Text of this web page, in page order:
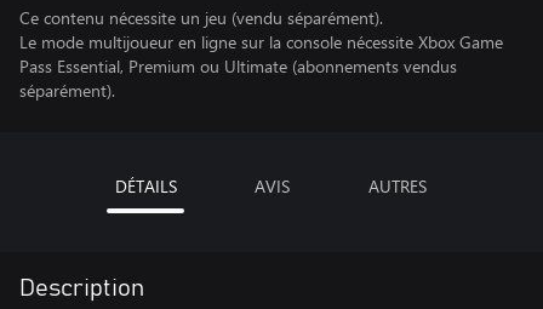
Ce contenu nécessite un jeu (vendu séparément).
Le mode multijoueur en ligne sur la console nécessite Xbox Game
Pass Essential, Premium ou Ultimate (abonnements vendus
séparément).
DÉTAILS AVIS AUTRES
Description